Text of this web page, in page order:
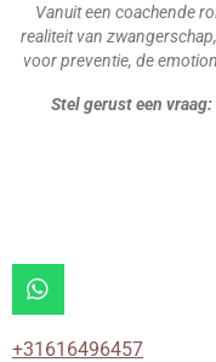
Vanuit een coachende
realiteit van
voor preventie, de
Stel gerust een
W
h
a
+31616496457